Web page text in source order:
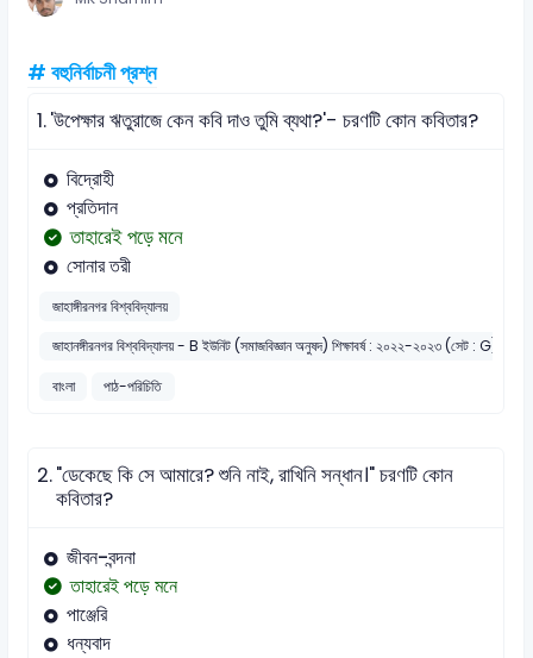
# বহুনির্বাচনী প্রশ্ন
1.'উপেক্ষার ঋতুরাজে কেন কবি দাও তুমি ব্যথা?'- চরণটি কোন কবিতার?
বিদ্রোহী
প্রতিদান
তাহারেই পড়ে মনে
সোনার তরী
জাহাঙ্গীরনগর বিশ্ববিদ্যালয়
জাহানঙ্গীরনগর বিশ্ববিদ্যালয় - B ইউনিট (সমাজবিজ্ঞান অনুষদ) শিক্ষাবর্ষ : ২০২২-২০২৩ (সেট : G)
বাংলা
পাঠ-পরিচিতি
2."ডেকেছে কি সে আমারে? শুনি নাই, রাখিনি সন্ধান।" চরণটি কোন
কবিতার?
জীবন-বন্দনা
তাহারেই পড়ে মনে
পাঞ্জেরি
ধন্যবাদ